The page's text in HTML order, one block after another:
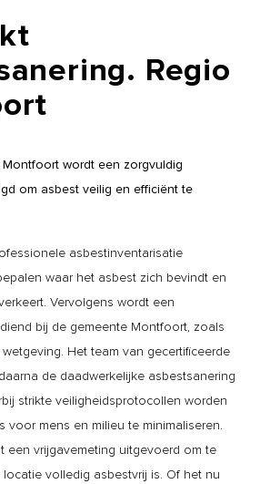
Regio
wordt een zorgvuldig
om asbest veilig en efficiënt te
asbestinventarisatie
waar het asbest zich bevindt en
Vervolgens wordt een
bij de gemeente Montfoort, zoals
Het team van gecertificeerde
de daadwerkelijke asbestsanering
strikte veiligheidsprotocollen worden
voor mens en milieu te minimaliseren.
een vrijgavemeting uitgevoerd om te
volledig asbestvrij is. Of het nu